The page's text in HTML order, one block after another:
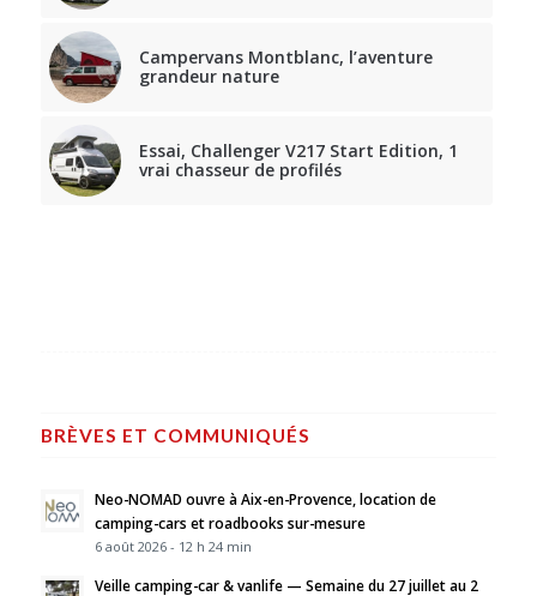
Campervans Montblanc, l’aventure
grandeur nature
Essai, Challenger V217 Start Edition, 1
vrai chasseur de profilés
BRÈVES ET COMMUNIQUÉS
Neo-NOMAD ouvre à Aix-en-Provence, location de
camping-cars et roadbooks sur-mesure
6 août 2026 - 12 h 24 min
Veille camping-car & vanlife — Semaine du 27 juillet au 2